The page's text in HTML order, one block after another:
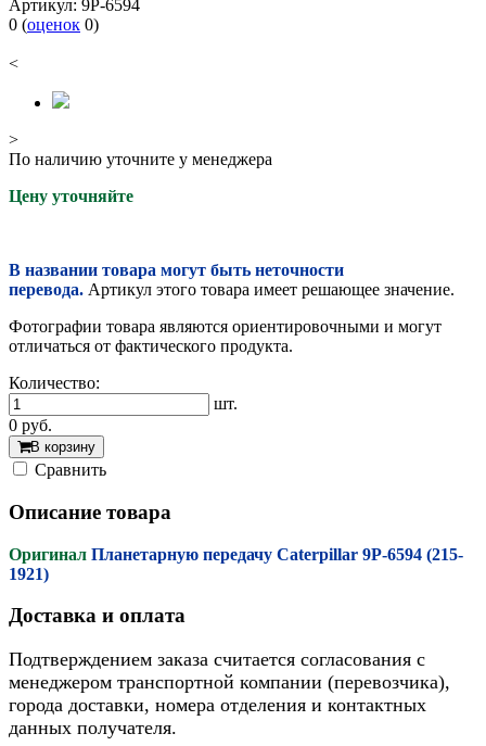
Артикул: 9P-6594
0 (оценок 0)
<
>
По наличию уточните у менеджера
Цену уточняйте
В названии товара могут быть неточности
перевода. Артикул этого товара имеет решающее значение.
Фотографии товара являются ориентировочными и могут
отличаться от фактического продукта.
Количество:
шт.
0 руб.
В корзину
Cравнить
Описание товара
Оригинал Планетарную передачу Caterpillar 9P-6594 (215-
1921)
Доставка и оплата
Подтверждением заказа считается согласования с
менеджером транспортной компании (перевозчика),
города доставки, номера отделения и контактных
данных получателя.